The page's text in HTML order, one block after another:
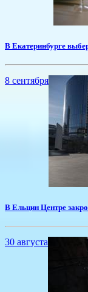
​В Екатеринбурге
8 сентября
В Ельцин Центре
30 августа